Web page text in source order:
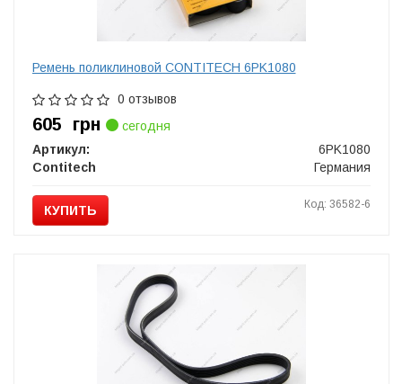
Ремень поликлиновой CONTITECH 6PK1080
0 отзывов
605 грн
сегодня
Артикул:
6PK1080
Contitech
Германия
КУПИТЬ Код: 36582-6